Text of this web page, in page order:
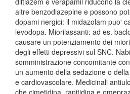
altre benzodiazepine e possono
dopami nergici: il midazolam puo'
levodopa. Miorilassanti: ad es.
causare un potenziamento dei
degli effetti depressivi sul SNC.
somministrazione concomitante
un aumento della sedazione o
e cardiovascolare. Medicinali
che cimetidina, ranitidina e